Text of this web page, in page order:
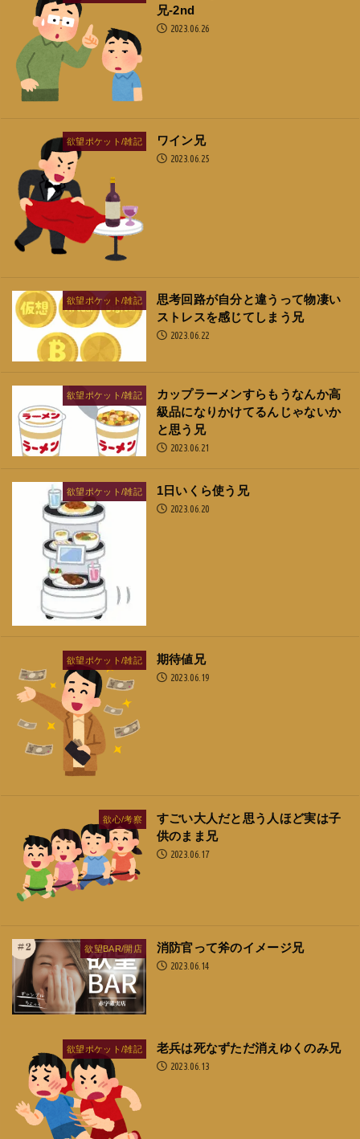
兄-2nd
2023.06.26
欲望ポケット/雑記 ワイン兄
2023.06.25
欲望ポケット/雑記
思考回路が自分と違うって物凄い
ストレスを感じてしまう兄
2023.06.22
欲望ポケット/雑記
カップラーメンすらもうなんか高
級品になりかけてるんじゃないか
と思う兄
2023.06.21
欲望ポケット/雑記 1日いくら使う兄
2023.06.20
欲望ポケット/雑記 期待値兄
2023.06.19
欲心/考察
すごい大人だと思う人ほど実は子
供のまま兄
2023.06.17
欲望BAR/開店 消防官って斧のイメージ兄
2023.06.14
欲望ポケット/雑記 老兵は死なずただ消えゆくのみ兄
2023.06.13